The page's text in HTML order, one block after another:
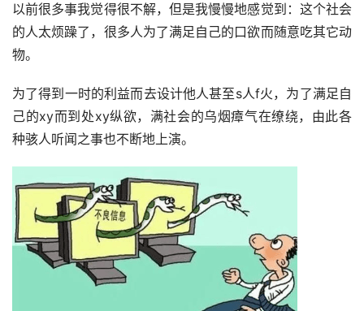
以前很多事我觉得很不解，但是我慢慢地感觉到：这个社会
的人太烦躁了，很多人为了满足自己的口欲而随意吃其它动
物。
为了得到一时的利益而去设计他人甚至s人f火，为了满足自
己的xy而到处xy纵欲，满社会的乌烟瘴气在缭绕，由此各
种骇人听闻之事也不断地上演。